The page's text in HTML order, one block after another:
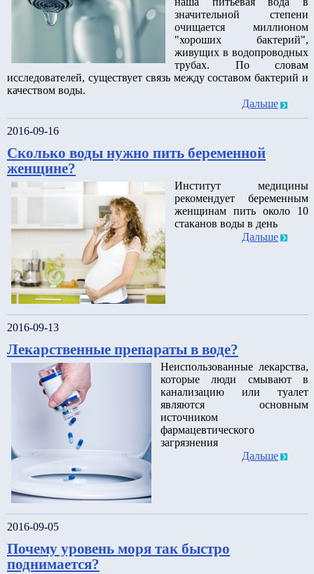
значительной степени
очищается миллионом
"хороших бактерий",
живущих в водопроводных
трубах. По словам
исследователей, существует связь между составом бактерий и
качеством воды.
Дальше
2016-09-16
Сколько воды нужно пить беременной
женщине?
Институт медицины
рекомендует беременным
женщинам пить около 10
стаканов воды в день
Дальше
2016-09-13
Лекарственные препараты в воде?
Неиспользованные лекарства,
которые люди смывают в
канализацию или туалет
являются основным
источником
фармацевтического
загрязнения
Дальше
2016-09-05
Почему уровень моря так быстро
поднимается?